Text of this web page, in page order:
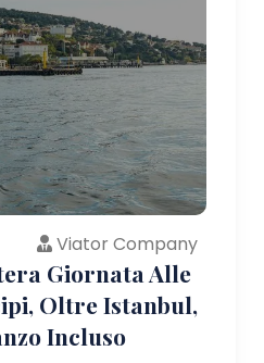
Viator Company
Giornata Alle
Oltre Istanbul,
Incluso